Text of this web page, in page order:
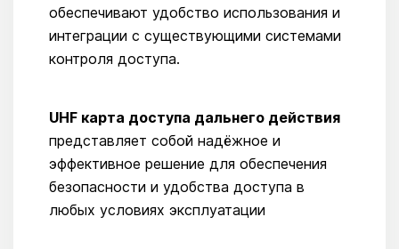
обеспечивают удобство использования и
интеграции с существующими системами
контроля доступа.
UHF карта доступа дальнего действия
представляет собой надёжное и
эффективное решение для обеспечения
безопасности и удобства доступа в
любых условиях эксплуатации